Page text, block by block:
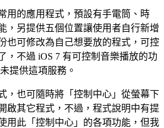
用的應用程式，預設有手電筒、時
，另提供五個位置讓使用者自行新增
也可修改為自己想要放的程式，可控
，不過 iOS 7 有可控制音樂播放的功
提供這項服務。
，也可隨時將「控制中心」從螢幕下
啟其它程式，不過，程式說明中有提
用此「控制中心」的各項功能，但我